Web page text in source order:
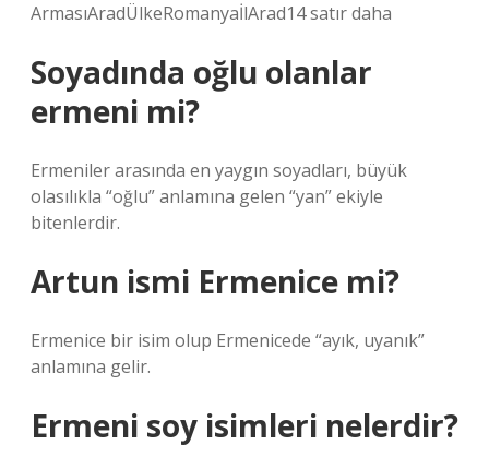
ArmasıAradÜlkeRomanyaİlArad14 satır daha
Soyadında oğlu olanlar
ermeni mi?
Ermeniler arasında en yaygın soyadları, büyük
olasılıkla “oğlu” anlamına gelen “yan” ekiyle
bitenlerdir.
Artun ismi Ermenice mi?
Ermenice bir isim olup Ermenicede “ayık, uyanık”
anlamına gelir.
Ermeni soy isimleri nelerdir?